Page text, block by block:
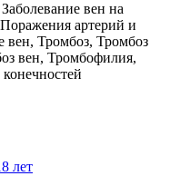
вен на
артерий и
вен, Тромбоз, Тромбоз
вен, Тромбофилия,
лет